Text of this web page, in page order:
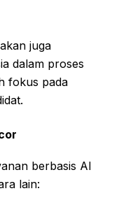
juga
dalam proses
fokus pada
berbasis AI
lain: